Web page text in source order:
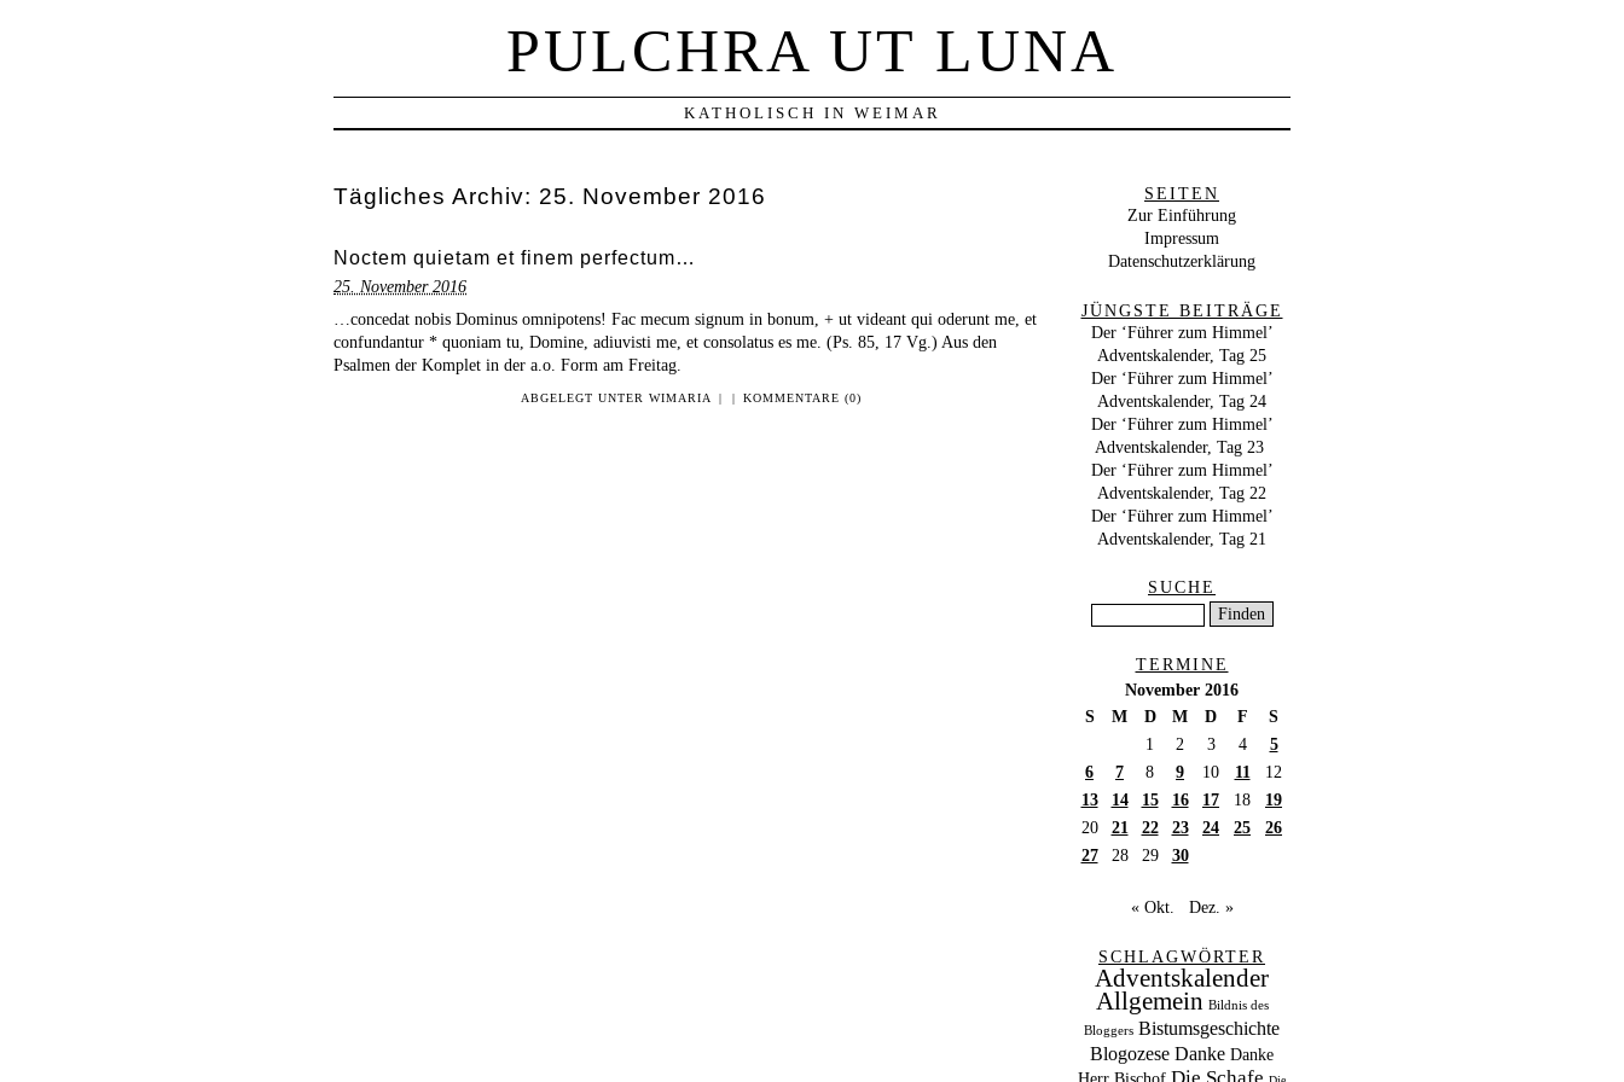
PULCHRA UT LUNA
KATHOLISCH IN WEIMAR
Tägliches Archiv: 25. November 2016
Noctem quietam et finem perfectum…
25. November 2016
…concedat nobis Dominus omnipotens! Fac mecum signum in bonum, + ut videant qui oderunt me, et
confundantur * quoniam tu, Domine, adiuvisti me, et consolatus es me. (Ps. 85, 17 Vg.) Aus den
Psalmen der Komplet in der a.o. Form am Freitag.
ABGELEGT UNTER WIMARIA | | KOMMENTARE (0)
SEITEN
Zur Einführung
Impressum
Datenschutzerklärung
JÜNGSTE BEITRÄGE
Der ‘Führer zum Himmel’
Adventskalender, Tag 25
Der ‘Führer zum Himmel’
Adventskalender, Tag 24
Der ‘Führer zum Himmel’
Adventskalender, Tag 23
Der ‘Führer zum Himmel’
Adventskalender, Tag 22
Der ‘Führer zum Himmel’
Adventskalender, Tag 21
SUCHE
TERMINE
November 2016
S
M D M D F
S
1
2 3 4
5
6
7 8 9 10 11
12
13
14 15 16 17 18
19
20
21 22 23 24 25
26
27
28 29 30
« Okt. Dez. »
SCHLAGWÖRTER
Adventskalender
Allgemein Bildnis des
Bloggers Bistumsgeschichte
Blogozese Danke Danke